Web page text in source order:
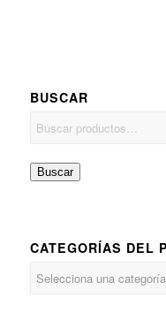
BUSCAR
Buscar
CATEGORÍAS DEL